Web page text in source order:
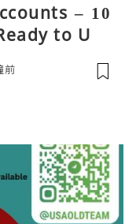
– 10
to Use
前